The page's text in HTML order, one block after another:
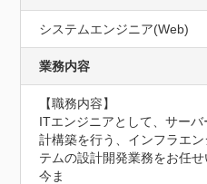
システムエンジニア(Web)
業務内容
【職務内容】
ITエンジニアとして、サー
計構築を行う、インフラエ
テムの設計開発業務をお任せ
今ま